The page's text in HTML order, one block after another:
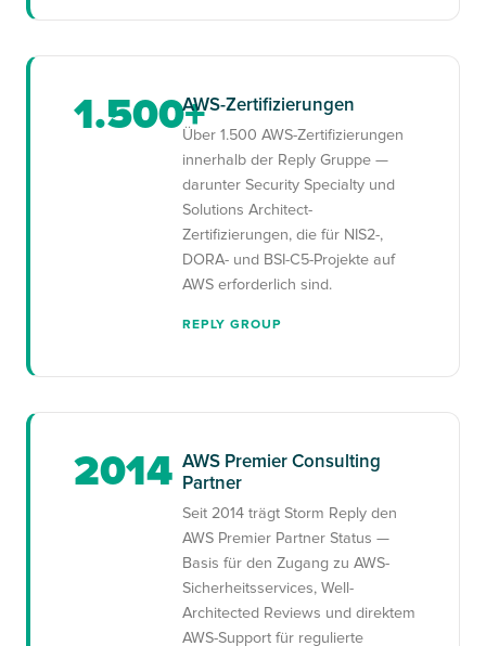
1.500+AWS-Zertifizierungen
Über 1.500 AWS-Zertifizierungen
innerhalb der Reply Gruppe —
darunter Security Specialty und
Solutions Architect-
Zertifizierungen, die für NIS2-,
DORA- und BSI-C5-Projekte auf
AWS erforderlich sind.
REPLY GROUP
2014 AWS Premier Consulting
Partner
Seit 2014 trägt Storm Reply den
AWS Premier Partner Status —
Basis für den Zugang zu AWS-
Sicherheitsservices, Well-
Architected Reviews und direktem
AWS-Support für regulierte